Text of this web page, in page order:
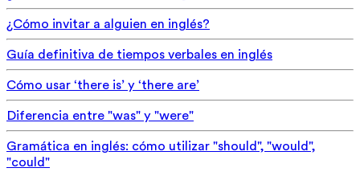
¿Cómo invitar a alguien en inglés?
Guía definitiva de tiempos verbales en inglés
Cómo usar ‘there is’ y ‘there are’
Diferencia entre "was" y "were"
Gramática en inglés: cómo utilizar "should", "would",
"could"